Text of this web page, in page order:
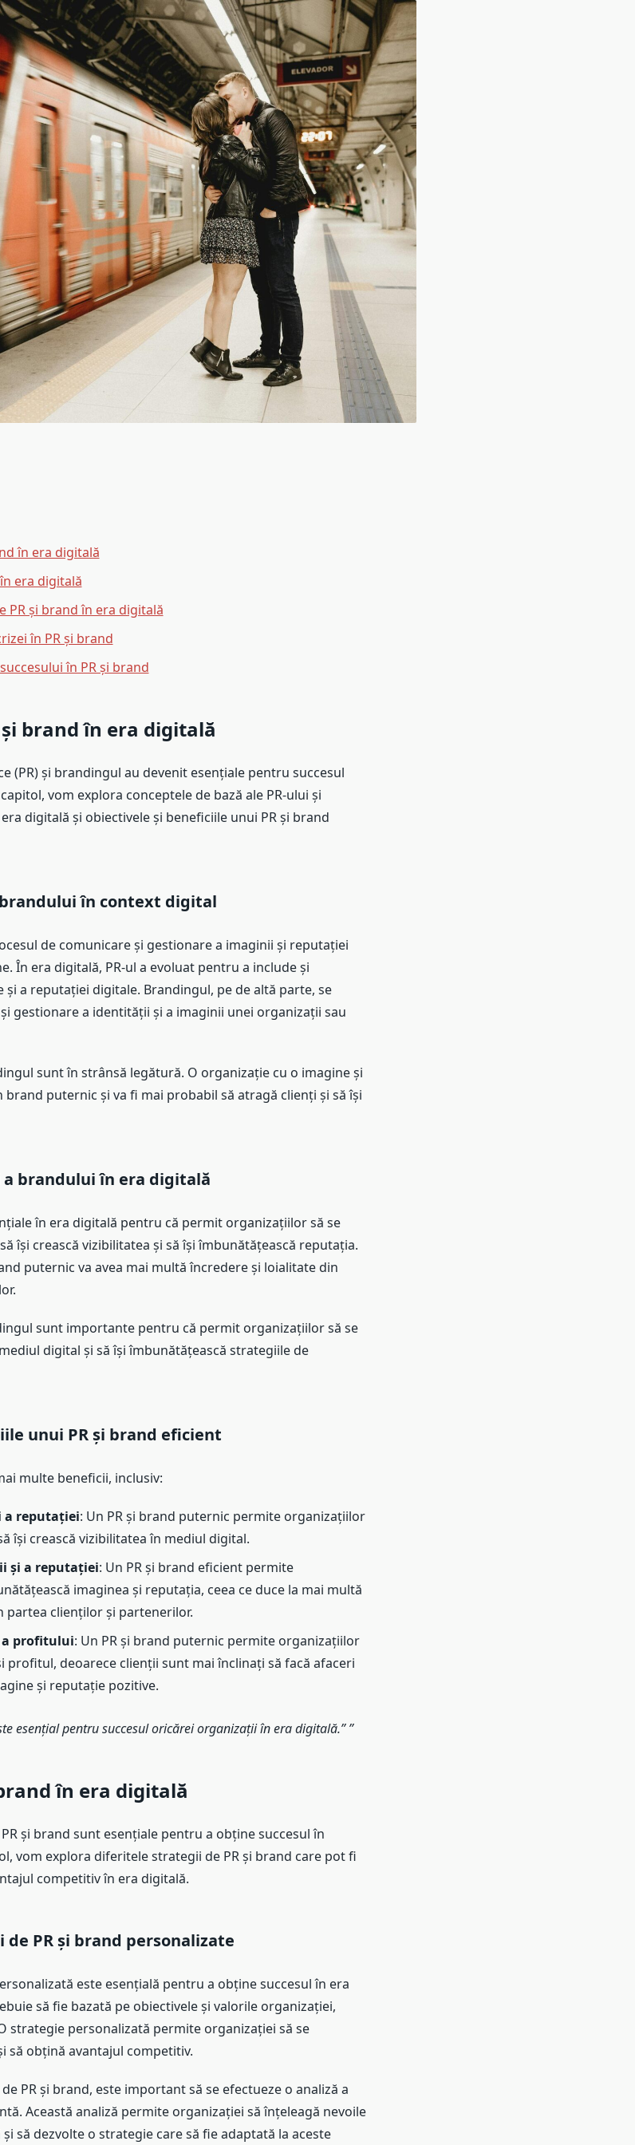
în era digitală
era digitală
PR și brand în era digitală
în PR și brand
în PR și brand
brand în era digitală
(PR) și brandingul au devenit esențiale pentru succesul
vom explora conceptele de bază ale PR-ului și
digitală și obiectivele și beneficiile unui PR și brand
în context digital
de comunicare și gestionare a imaginii și reputației
În era digitală, PR-ul a evoluat pentru a include și
a reputației digitale. Brandingul, pe de altă parte, se
gestionare a identității și a imaginii unei organizații sau
sunt în strânsă legătură. O organizație cu o imagine și
brand puternic și va fi mai probabil să atragă clienți și să își
brandului în era digitală
în era digitală pentru că permit organizațiilor să se
își crească vizibilitatea și să își îmbunătățească reputația.
puternic va avea mai multă încredere și loialitate din
sunt importante pentru că permit organizațiilor să se
digital și să își îmbunătățească strategiile de
unui PR și brand eficient
multe beneficii, inclusiv:
a reputației: Un PR și brand puternic permite organizațiilor
își crească vizibilitatea în mediul digital.
și a reputației: Un PR și brand eficient permite
imaginea și reputația, ceea ce duce la mai multă
partea clienților și partenerilor.
a profitului: Un PR și brand puternic permite organizațiilor
profitul, deoarece clienții sunt mai înclinați să facă afaceri
și reputație pozitive.
esențial pentru succesul oricărei organizații în era digitală.”
în era digitală
și brand sunt esențiale pentru a obține succesul în
vom explora diferitele strategii de PR și brand care pot fi
competitiv în era digitală.
PR și brand personalizate
este esențială pentru a obține succesul în era
să fie bazată pe obiectivele și valorile organizației,
strategie personalizată permite organizației să se
să obțină avantajul competitiv.
PR și brand, este important să se efectueze o analiză a
Această analiză permite organizației să înțeleagă nevoile
să dezvolte o strategie care să fie adaptată la aceste